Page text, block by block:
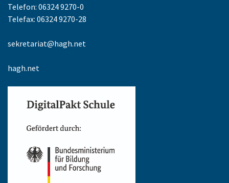
Telefon: 06324 9270-0
Telefax: 06324 9270-28
sekretariat@hagh.net
hagh.net